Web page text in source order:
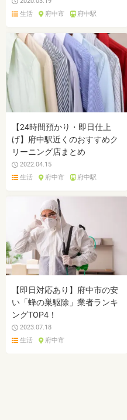
生活
府中市 府中駅
【24時間預かり・即日仕上
げ】府中駅近くのおすすめク
リーニング店まとめ
2022.04.15
生活
府中市 府中駅
【即日対応あり】府中市の安
い「蜂の巣駆除」業者ランキ
ングTOP4！
2023.07.18
生活
府中市